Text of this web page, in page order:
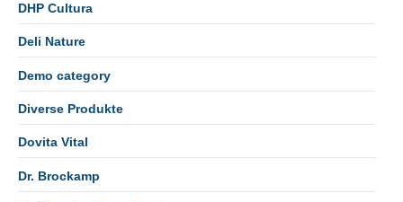
DHP Cultura
Deli Nature
Demo category
Diverse Produkte
Dovita Vital
Dr. Brockamp